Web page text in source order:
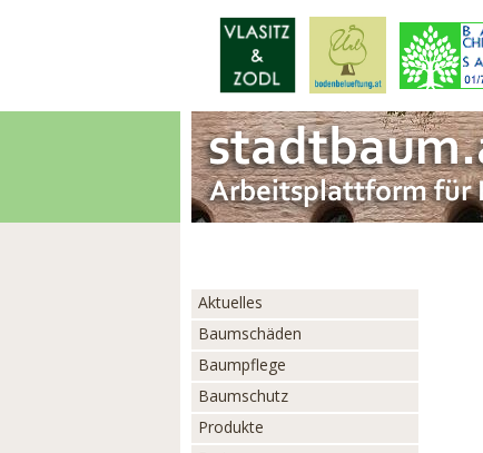
Aktuelles
Baumschäden
Baumpflege
Baumschutz
Produkte